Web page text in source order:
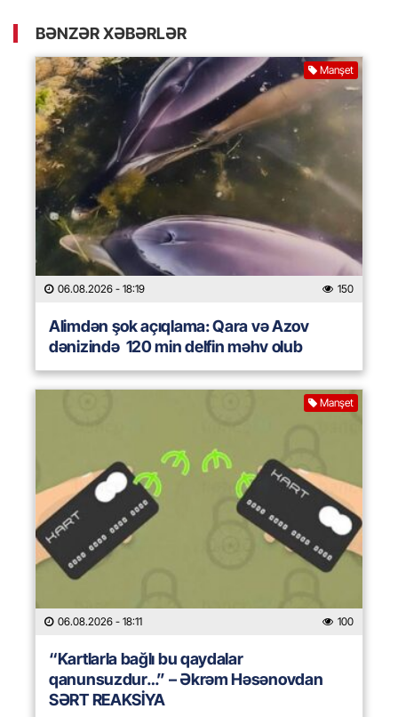
BƏNZƏR XƏBƏRLƏR
Manşet
06.08.2026 - 18:19 150
Alimdən şok açıqlama: Qara və Azov
dənizində 120 min delfin məhv olub
Manşet
06.08.2026 - 18:11 100
“Kartlarla bağlı bu qaydalar
qanunsuzdur…” – Əkrəm Həsənovdan
SƏRT REAKSİYA